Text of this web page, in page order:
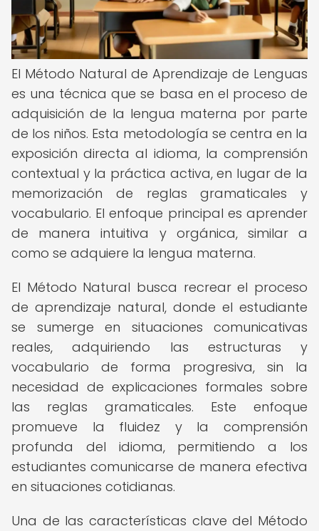
El Método Natural de Aprendizaje de Lenguas
es una técnica que se basa en el proceso de
adquisición de la lengua materna por parte
de los niños. Esta metodología se centra en la
exposición directa al idioma, la comprensión
contextual y la práctica activa, en lugar de la
memorización de reglas gramaticales y
vocabulario. El enfoque principal es aprender
de manera intuitiva y orgánica, similar a
como se adquiere la lengua materna.
El Método Natural busca recrear el proceso
de aprendizaje natural, donde el estudiante
se sumerge en situaciones comunicativas
reales, adquiriendo las estructuras y
vocabulario de forma progresiva, sin la
necesidad de explicaciones formales sobre
las reglas gramaticales. Este enfoque
promueve la fluidez y la comprensión
profunda del idioma, permitiendo a los
estudiantes comunicarse de manera efectiva
en situaciones cotidianas.
Una de las características clave del Método